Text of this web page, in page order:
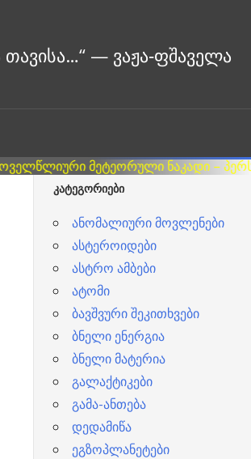
ᲙᲐᲢᲔᲒᲝᲠᲘᲔᲑᲘ
ანომალიური მოვლენები
ასტეროიდები
ასტრო ამბები
ატომი
ბავშვური შეკითხვები
ბნელი ენერგია
ბნელი მატერია
გალაქტიკები
გამა-ანთება
დედამიწა
ეგზოპლანეტები